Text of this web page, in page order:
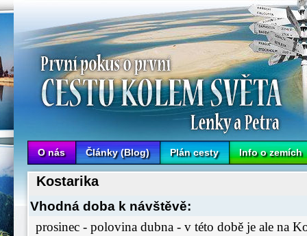
O nás Články (Blog) Plán cesty Info o zemích
Kostarika
Vhodná doba k návštěvě:
prosinec - polovina dubna - v této době je ale na